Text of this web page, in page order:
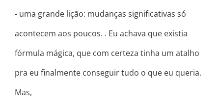
- uma grande lição: mudanças significativas só
acontecem aos poucos. . Eu achava que existia
fórmula mágica, que com certeza tinha um atalho
pra eu finalmente conseguir tudo o que eu queria.
Mas,